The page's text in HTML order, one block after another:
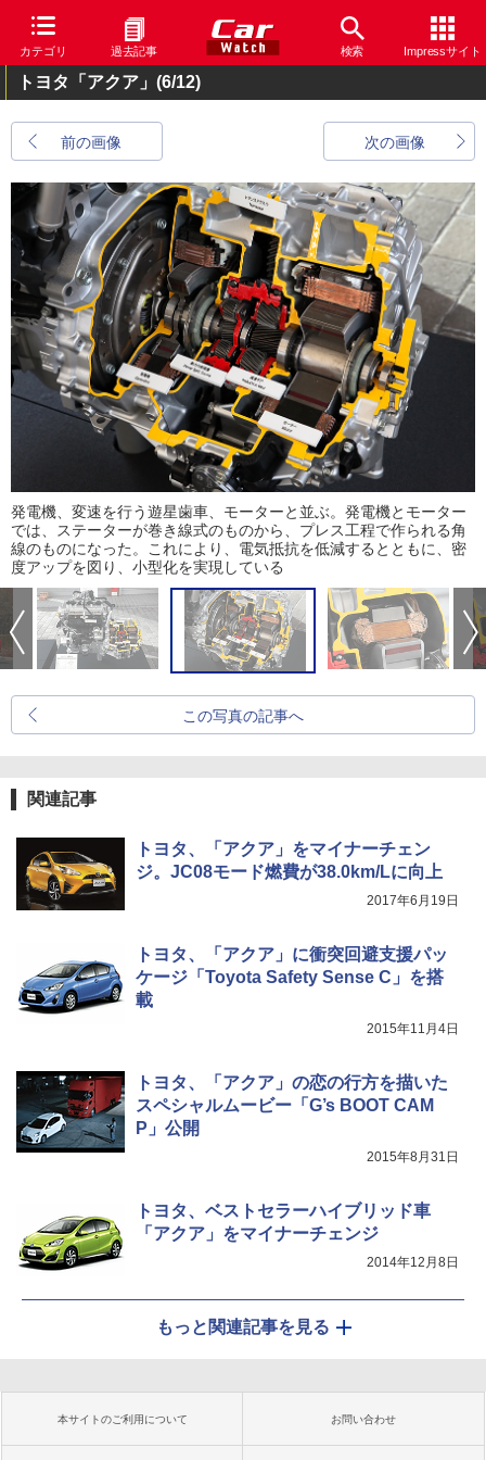
カテゴリ 過去記事 検索 Impressサイト
トヨタ「アクア」 (6/12)
前の画像 次の画像
発電機、変速を行う遊星歯車、モーターと並ぶ。発電機とモーター
では、ステーターが巻き線式のものから、プレス工程で作られる角
線のものになった。これにより、電気抵抗を低減するとともに、密
度アップを図り、小型化を実現している
この写真の記事へ
関連記事
トヨタ、「アクア」をマイナーチェン
ジ。JC08モード燃費が38.0km/Lに向上
2017年6月19日
トヨタ、「アクア」に衝突回避支援パッ
ケージ「Toyota Safety Sense C」を搭
載
2015年11月4日
トヨタ、「アクア」の恋の行方を描いた
スペシャルムービー「G’s BOOT CAM
P」公開
2015年8月31日
トヨタ、ベストセラーハイブリッド車
「アクア」をマイナーチェンジ
2014年12月8日
もっと関連記事を見る
本サイトのご利用について お問い合わせ